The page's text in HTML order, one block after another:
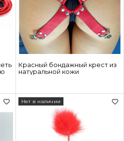
Красный бондажный крест из
натуральной кожи
Нет в наличии